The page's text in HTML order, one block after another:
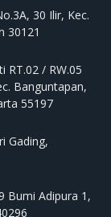
30 Ilir, Kec.
30121
RT.02 / RW.05
Banguntapan,
55197
Gading,
Bumi Adipura 1,